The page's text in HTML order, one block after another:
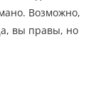
Возможно,
вы правы, но